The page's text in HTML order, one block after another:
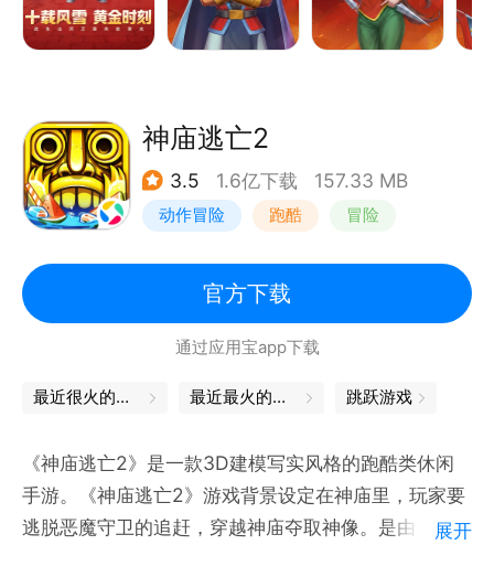
神庙逃亡2
3.5 1.6亿下载 157.33 MB
动作冒险 跑酷 冒险
官方下载
通过应用宝app下载
最近很火的游戏 最近最火的游戏 跳跃游戏
《神庙逃亡2》是一款3D建模写实风格的跑酷类休闲
手游。《神庙逃亡2》游戏背景设定在神庙里，玩家要
逃脱恶魔守卫的追赶，穿越神庙夺取神像。是由
展开